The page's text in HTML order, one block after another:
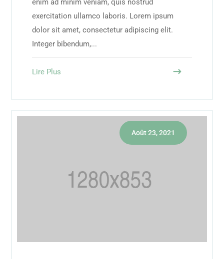
enim ad minim veniam, quis nostrud
exercitation ullamco laboris. Lorem ipsum
dolor sit amet, consectetur adipiscing elit.
Integer bibendum,...
Lire Plus
Août 23, 2021